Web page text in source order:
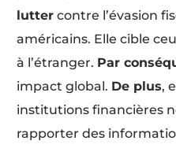
lutter contre l’évasion
américains. Elle cible
à l’étranger. Par
impact global. De plus,
institutions financières
rapporter des